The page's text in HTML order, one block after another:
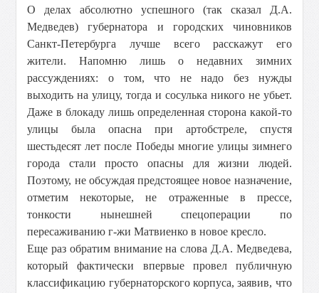
О делах абсолютно успешного (так сказал Д.А.
Медведев) губернатора и городских чиновников
Санкт-Петербурга лучше всего расскажут его
жители. Напомню лишь о недавних зимних
рассуждениях: о том, что не надо без нужды
выходить на улицу, тогда и сосулька никого не убьет.
Даже в блокаду лишь определенная сторона какой-то
улицы была опасна при артобстреле, спустя
шестьдесят лет после Победы многие улицы зимнего
города стали просто опасны для жизни людей.
Поэтому, не обсуждая предстоящее новое назначение,
отметим некоторые, не отраженные в прессе,
тонкости нынешней спецоперации по
пересаживанию г-жи Матвиенко в новое кресло.
Еще раз обратим внимание на слова Д.А. Медведева,
который фактически впервые провел публичную
классификацию губернаторского корпуса, заявив, что